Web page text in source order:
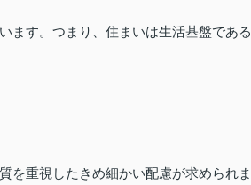
ます。つまり、住まいは生活基盤である
を重視したきめ細かい配慮が求められま